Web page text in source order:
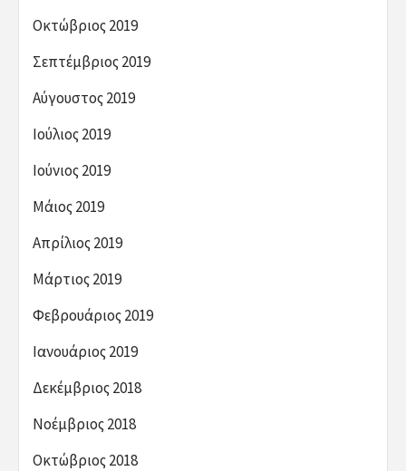
Οκτώβριος 2019
Σεπτέμβριος 2019
Αύγουστος 2019
Ιούλιος 2019
Ιούνιος 2019
Μάιος 2019
Απρίλιος 2019
Μάρτιος 2019
Φεβρουάριος 2019
Ιανουάριος 2019
Δεκέμβριος 2018
Νοέμβριος 2018
Οκτώβριος 2018